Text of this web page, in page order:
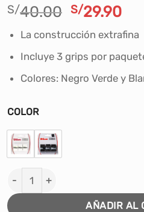
S/40.00 El
precio
original
era:
S/40.00.
S/29.90El
es:
S/
La construcción extrafina
Incluye 3 grips por
Colores: Negro Verde y
COLOR
PRO OVERGRIP WILSON
AÑADIR AL